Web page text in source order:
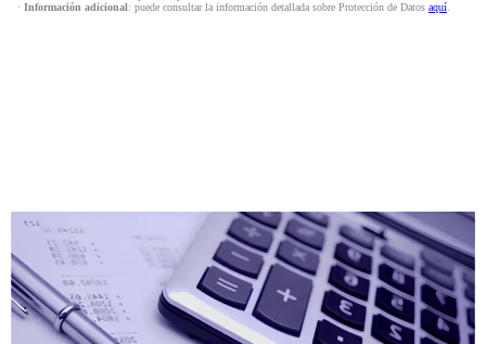
· Información adicional: puede consultar la información detallada sobre Protección de Datos aquí.